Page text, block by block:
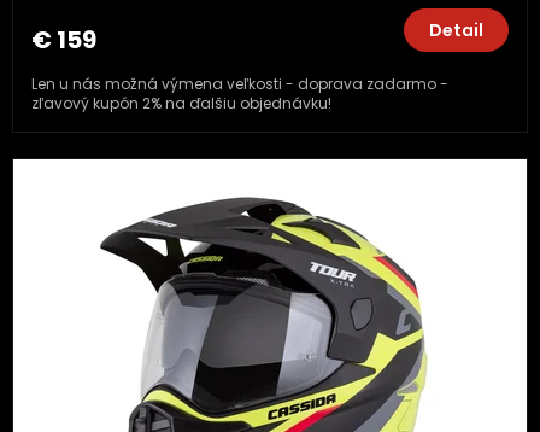
€ 159 Detail
Len u nás možná výmena veľkosti - doprava zadarmo -
zľavový kupón 2% na ďalšiu objednávku!